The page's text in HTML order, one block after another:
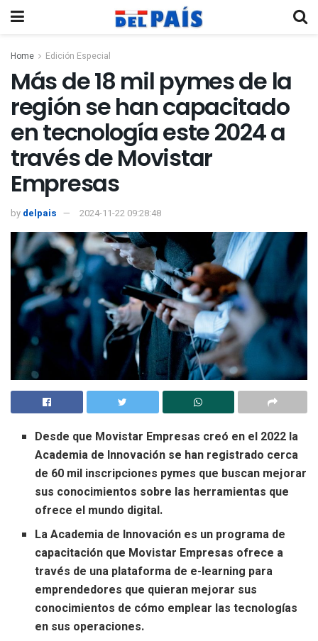
Home Edición Especial
Más de 18 mil pymes de la
región se han capacitado
en tecnología este 2024 a
través de Movistar
Empresas
by delpais 2024-11-22 09:28:48
Desde que Movistar Empresas creó en el 2022 la
Academia de Innovación se han registrado cerca
de 60 mil inscripciones pymes que buscan mejorar
sus conocimientos sobre las herramientas que
ofrece el mundo digital.
La Academia de Innovación es un programa de
capacitación que Movistar Empresas ofrece a
través de una plataforma de e-learning para
emprendedores que quieran mejorar sus
conocimientos de cómo emplear las tecnologías
en sus operaciones.